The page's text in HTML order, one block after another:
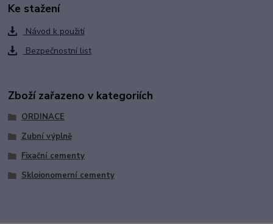
Ke stažení
Návod k použití
Bezpečnostní list
Zboží zařazeno v kategoriích
ORDINACE
Zubní výplně
Fixační cementy
Skloionomerní cementy